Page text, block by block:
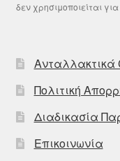
δεν χρησιμοποιείται
Ανταλλακτικά
Πολιτική
Διαδικασία
Επικοινωνία